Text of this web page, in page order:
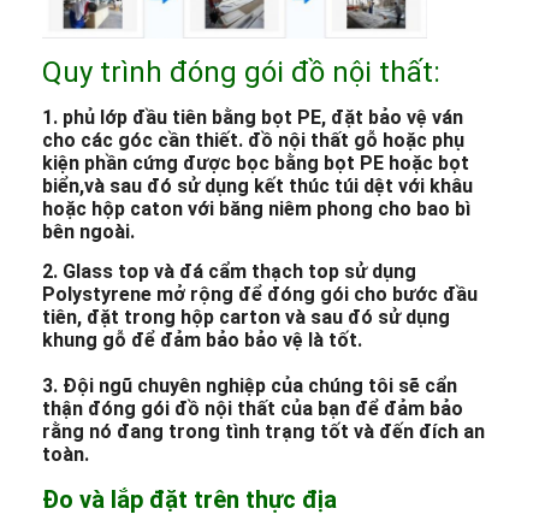
Quy trình đóng gói đồ nội thất:
1. phủ lớp đầu tiên bằng bọt PE, đặt bảo vệ ván
cho các góc cần thiết. đồ nội thất gỗ hoặc phụ
kiện phần cứng được bọc bằng bọt PE hoặc bọt
biển,và sau đó sử dụng kết thúc túi dệt với khâu
hoặc hộp caton với băng niêm phong cho bao bì
bên ngoài.
2. Glass top và đá cẩm thạch top sử dụng
Polystyrene mở rộng để đóng gói cho bước đầu
tiên, đặt trong hộp carton và sau đó sử dụng
khung gỗ để đảm bảo bảo vệ là tốt.
3. Đội ngũ chuyên nghiệp của chúng tôi sẽ cẩn
thận đóng gói đồ nội thất của bạn để đảm bảo
rằng nó đang trong tình trạng tốt và đến đích an
toàn.
Đo và lắp đặt trên thực địa